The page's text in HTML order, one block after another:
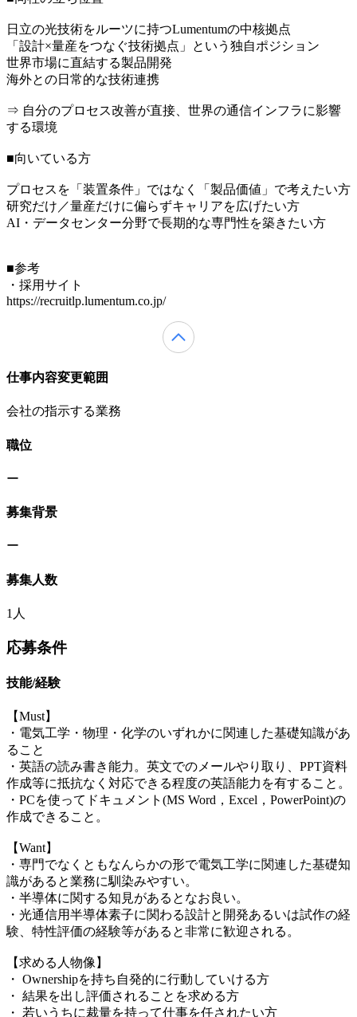
日立の光技術をルーツに持つLumentumの中核拠点
「設計×量産をつなぐ技術拠点」という独自ポジション
世界市場に直結する製品開発
海外との日常的な技術連携
⇒ 自分のプロセス改善が直接、世界の通信インフラに影響
する環境
■向いている方
プロセスを「装置条件」ではなく「製品価値」で考えたい方
研究だけ／量産だけに偏らずキャリアを広げたい方
AI・データセンター分野で長期的な専門性を築きたい方
■参考
・採用サイト
https://recruitlp.lumentum.co.jp/
仕事内容変更範囲
会社の指示する業務
職位
ー
募集背景
ー
募集人数
1人
応募条件
技能/経験
【Must】
・電気工学・物理・化学のいずれかに関連した基礎知識があ
ること
・英語の読み書き能力。英文でのメールやり取り、PPT資料
作成等に抵抗なく対応できる程度の英語能力を有すること。
・PCを使ってドキュメント(MS Word，Excel，PowerPoint)の
作成できること。
【Want】
・専門でなくともなんらかの形で電気工学に関連した基礎知
識があると業務に馴染みやすい。
・半導体に関する知見があるとなお良い。
・光通信用半導体素子に関わる設計と開発あるいは試作の経
験、特性評価の経験等があると非常に歓迎される。
【求める人物像】
・ Ownershipを持ち自発的に行動していける方
・ 結果を出し評価されることを求める方
・ 若いうちに裁量を持って仕事を任されたい方